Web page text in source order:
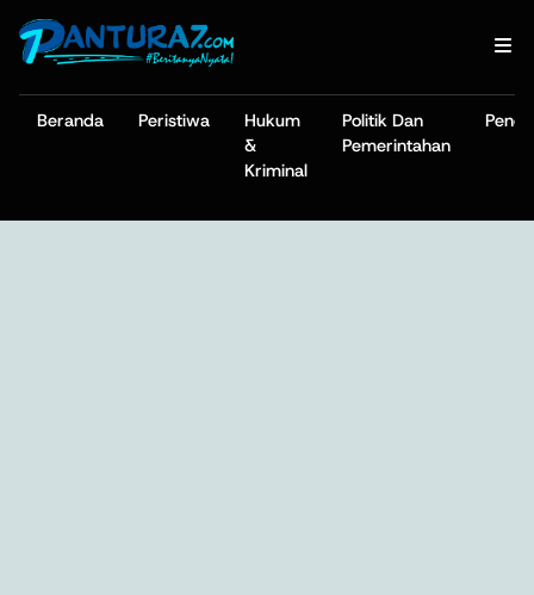
Beranda Peristiwa
Hukum
&
Kriminal
Politik Dan
Pemerintahan